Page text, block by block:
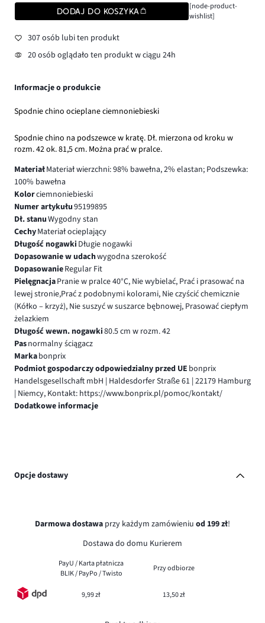
DODAJ DO KOSZYKA
[node-product-
wishlist]
307 osób lubi ten produkt
20 osób oglądało ten produkt w ciągu 24h
Informacje o produkcie
Spodnie chino ocieplane ciemnoniebieski
Spodnie chino na podszewce w kratę. Dł. mierzona od kroku w
rozm. 42 ok. 81,5 cm. Można prać w pralce.
MateriałMateriał wierzchni: 98% bawełna, 2% elastan; Podszewka:
100% bawełna
Kolorciemnoniebieski
Numer artykułu95199895
Dł. stanuWygodny stan
CechyMateriał ocieplający
Długość nogawki Długie nogawki
Dopasowanie w udachwygodna szerokość
DopasowanieRegular Fit
PielęgnacjaPranie w pralce 40°C, Nie wybielać, Prać i prasować na
lewej stronie,Prać z podobnymi kolorami, Nie czyścić chemicznie
(Kółko – krzyż), Nie suszyć w suszarce bębnowej, Prasować ciepłym
żelazkiem
Długość wewn. nogawki80.5 cm w rozm. 42
Pasnormalny ściągacz
Markabonprix
Podmiot gospodarczy odpowiedzialny przed UE bonprix
Handelsgesellschaft mbH | Haldesdorfer Straße 61 | 22179 Hamburg
| Niemcy, Kontakt: https://www.bonprix.pl/pomoc/kontakt/
Dodatkowe informacje
Opcje dostawy
Darmowa dostawa przy każdym zamówieniu od 199 zł!
Dostawa do domu Kurierem
PayU / Karta płatnicza
BLIK / PayPo / Twisto
Przy odbiorze
9,99 zł 13,50 zł